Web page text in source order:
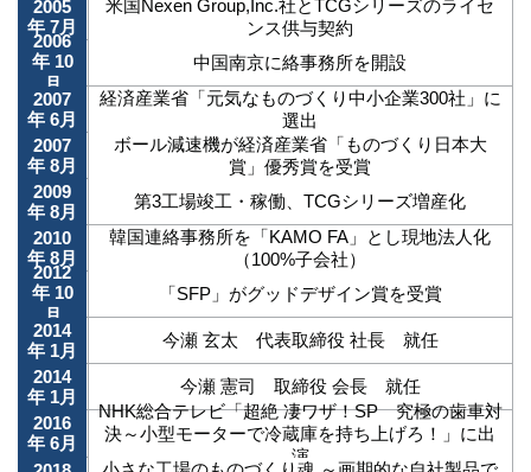
2005
年 7月
米国Nexen Group,Inc.社とTCGシリーズのライセ
ンス供与契約
2006
年 10
月
中国南京に絡事務所を開設
2007
年 6月
経済産業省「元気なものづくり中小企業300社」に
選出
2007
年 8月
ボール減速機が経済産業省「ものづくり日本大
賞」優秀賞を受賞
2009
年 8月
第3工場竣工・稼働、TCGシリーズ増産化
2010
年 8月
韓国連絡事務所を「KAMO FA」とし現地法人化
（100%子会社）
2012
年 10
月
「SFP」がグッドデザイン賞を受賞
2014
年 1月
今瀬 玄太 代表取締役 社長 就任
2014
年 1月
今瀬 憲司 取締役 会長 就任
2016
年 6月
NHK総合テレビ「超絶 凄ワザ！SP 究極の歯車対
決～小型モーターで冷蔵庫を持ち上げろ！」に出
演